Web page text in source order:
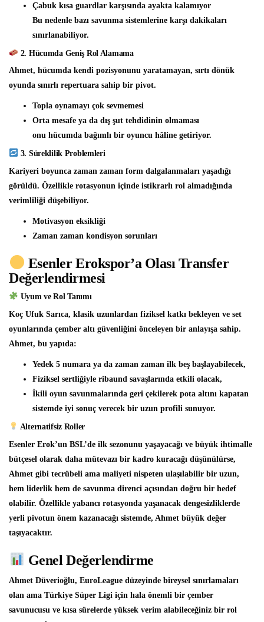
Çabuk kısa guardlar karşısında ayakta kalamıyor
Bu nedenle bazı savunma sistemlerine karşı dakikaları
sınırlanabiliyor.
2. Hücumda Geniş Rol Alamama
Ahmet, hücumda kendi pozisyonunu yaratamayan, sırtı dönük
oyunda sınırlı repertuara sahip bir pivot.
Topla oynamayı çok sevmemesi
Orta mesafe ya da dış şut tehdidinin olmaması
onu hücumda bağımlı bir oyuncu hâline getiriyor.
3. Süreklilik Problemleri
Kariyeri boyunca zaman zaman form dalgalanmaları yaşadığı
görüldü. Özellikle rotasyonun içinde istikrarlı rol almadığında
verimliliği düşebiliyor.
Motivasyon eksikliği
Zaman zaman kondisyon sorunları
Esenler Erokspor’a Olası Transfer
Değerlendirmesi
Uyum ve Rol Tanımı
Koç Ufuk Sarıca, klasik uzunlardan fiziksel katkı bekleyen ve set
oyunlarında çember altı güvenliğini önceleyen bir anlayışa sahip.
Ahmet, bu yapıda:
Yedek 5 numara ya da zaman zaman ilk beş başlayabilecek,
Fiziksel sertliğiyle ribaund savaşlarında etkili olacak,
İkili oyun savunmalarında geri çekilerek pota altını kapatan
sistemde iyi sonuç verecek bir uzun profili sunuyor.
Alternatifsiz Roller
Esenler Erok’un BSL’de ilk sezonunu yaşayacağı ve büyük ihtimalle
bütçesel olarak daha mütevazı bir kadro kuracağı düşünülürse,
Ahmet gibi tecrübeli ama maliyeti nispeten ulaşılabilir bir uzun,
hem liderlik hem de savunma direnci açısından doğru bir hedef
olabilir. Özellikle yabancı rotasyonda yaşanacak dengesizliklerde
yerli pivotun önem kazanacağı sistemde, Ahmet büyük değer
taşıyacaktır.
Genel Değerlendirme
Ahmet Düverioğlu, EuroLeague düzeyinde bireysel sınırlamaları
olan ama Türkiye Süper Ligi için hala önemli bir çember
savunucusu ve kısa sürelerde yüksek verim alabileceğiniz bir rol